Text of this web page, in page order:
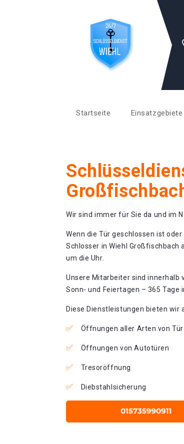
Startseite Einsatzgebiete
Wir sind immer für Sie da und im
Wenn die Tür geschlossen ist
Schlosser in Wiehl
um die Uhr.
Unsere Mitarbeiter sind innerhalb
Sonn- und Feiertagen – 365 Tage
Diese Dienstleistungen bieten wir
Öffnungen aller Arten von
Öffnungen von Autotüren
Tresoröffnung
Diebstahlsicherung